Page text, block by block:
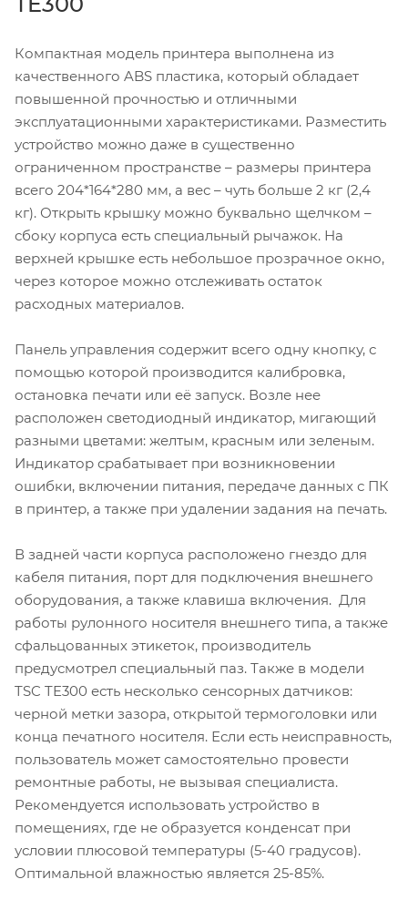
Компактная модель принтера выполнена из
качественного ABS пластика, который обладает
повышенной прочностью и отличными
эксплуатационными характеристиками. Разместить
устройство можно даже в существенно
ограниченном пространстве – размеры принтера
всего 204*164*280 мм, а вес – чуть больше 2 кг (2,4
кг). Открыть крышку можно буквально щелчком –
сбоку корпуса есть специальный рычажок. На
верхней крышке есть небольшое прозрачное окно,
через которое можно отслеживать остаток
расходных материалов.
Панель управления содержит всего одну кнопку, с
помощью которой производится калибровка,
остановка печати или её запуск. Возле нее
расположен светодиодный индикатор, мигающий
разными цветами: желтым, красным или зеленым.
Индикатор срабатывает при возникновении
ошибки, включении питания, передаче данных с ПК
в принтер, а также при удалении задания на печать.
В задней части корпуса расположено гнездо для
кабеля питания, порт для подключения внешнего
оборудования, а также клавиша включения. Для
работы рулонного носителя внешнего типа, а также
сфальцованных этикеток, производитель
предусмотрел специальный паз. Также в модели
TSC TE300 есть несколько сенсорных датчиков:
черной метки зазора, открытой термоголовки или
конца печатного носителя. Если есть неисправность,
пользователь может самостоятельно провести
ремонтные работы, не вызывая специалиста.
Рекомендуется использовать устройство в
помещениях, где не образуется конденсат при
условии плюсовой температуры (5-40 градусов).
Оптимальной влажностью является 25-85%.